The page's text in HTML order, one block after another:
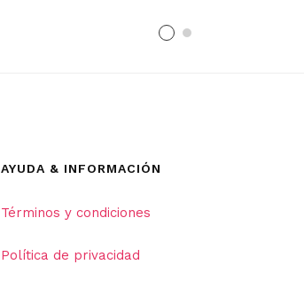
AYUDA & INFORMACIÓN
Términos y condiciones
Política de privacidad